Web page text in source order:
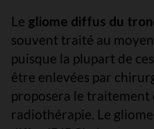
Le gliome diffus du
souvent traité au
puisque la plupart de
être enlevées par
proposera le traitement
radiothérapie. Le